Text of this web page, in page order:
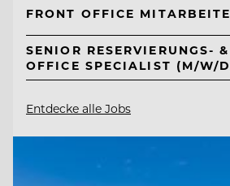
FRONT OFFICE
SENIOR RESERVIERUNGS-
OFFICE SPECIALIST (M/W/
Entdecke alle Jobs